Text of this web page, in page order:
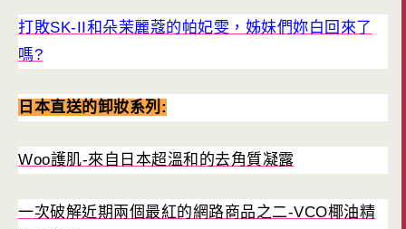
打敗SK-II和朵茉麗蔻的帕妃雯，姊妹們妳白回來了
嗎?
日本直送的卸妝系列:
Woo護肌-來自日本超溫和的去角質凝露
一次破解近期兩個最紅的網路商品之二-VCO椰油精